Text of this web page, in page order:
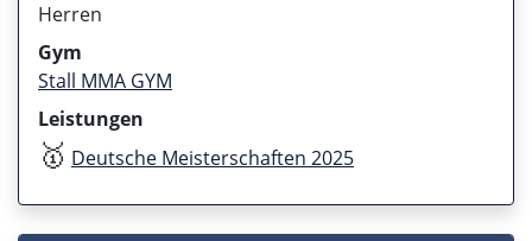
Herren
Gym
Stall MMA GYM
Leistungen
🥇 Deutsche Meisterschaften 2025